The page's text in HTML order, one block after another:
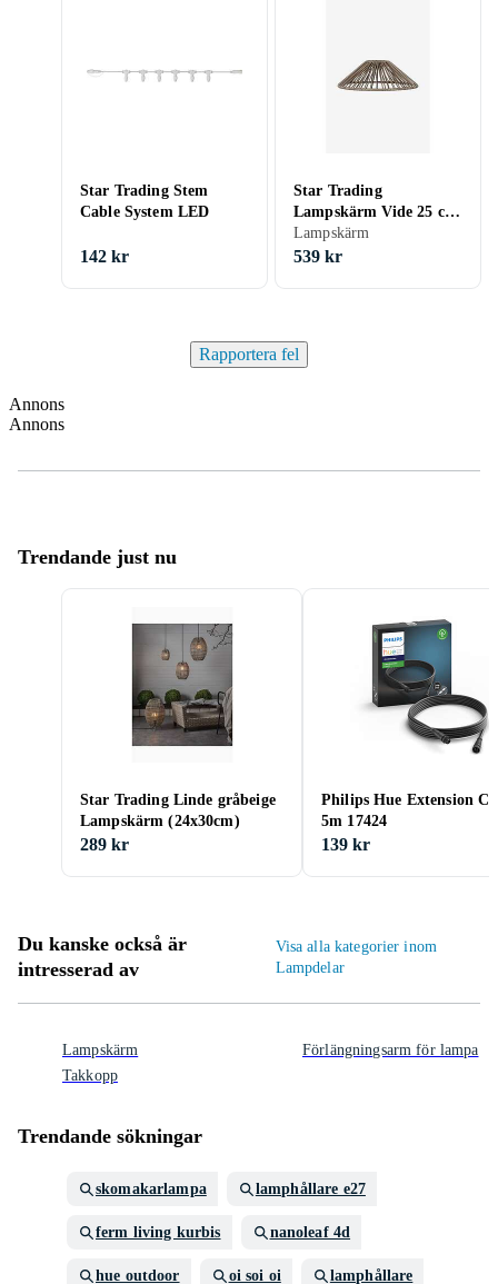
Star Trading Stem
Cable System LED
142 kr
Star Trading
Lampskärm Vide 25 cm
inkl. lampupphänge
Beige 8
Lampskärm
539 kr
Rapportera fel
Annons
Annons
Trendande just nu
Star Trading Linde gråbeige
Lampskärm (24x30cm)
289 kr
Philips Hue Extension
5m 17424
139 kr
Du kanske också är
intresserad av
Visa alla kategorier inom
Lampdelar
Lampskärm
Takkopp
Förlängningsarm för lampa
Trendande sökningar
skomakarlampa lamphållare e27
ferm living kurbis nanoleaf 4d
hue outdoor oi soi oi lamphållare